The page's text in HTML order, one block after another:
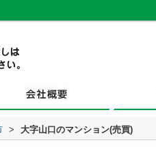
> 大字山口のマンション(売買)